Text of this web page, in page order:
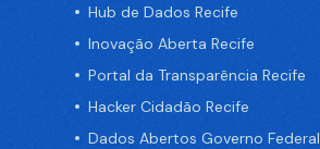
Hub de Dados Recife
Inovação Aberta Recife
Portal da Transparência Recife
Hacker Cidadão Recife
Dados Abertos Governo Federal